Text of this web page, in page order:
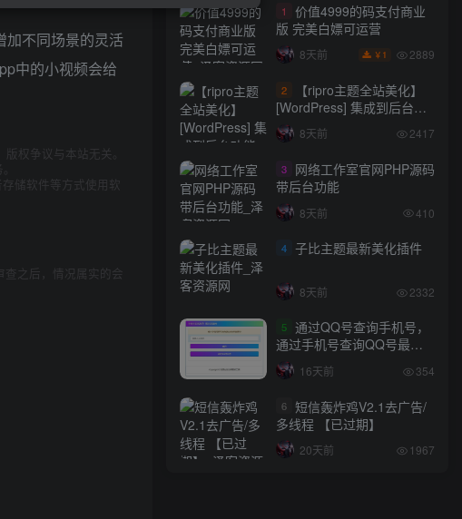
不同场景的灵活
中的小视频会给
权争议与本站无关。
储软件等方式使用软
查之后，情况属实的会
1
价值4999的码支付商业
版 完美白嫖可运营
8天前 ￥ 1 2889
2
【ripro主题全站美化】
[WordPress] 集成到后台功
能的全站美化包
WordPress…
8天前 2417
3
网络工作室官网PHP源码
带后台功能
8天前 410
4 子比主题最新美化插件
8天前 2332
5 通过QQ号查询手机号，
通过手机号查询QQ号最新
网站源码
16天前 354
6 短信轰炸鸡V2.1去广告/
多线程 【已过期】
20天前 1967